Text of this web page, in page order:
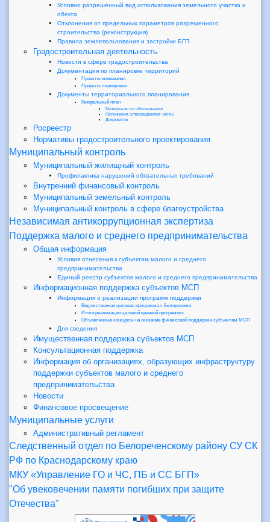
Условно разрешенный вид использования земельного участка и
обекта
Отклонения от предельных параметров разрешенного
строительства (реконструкция)
Правила землепользования и застройки БГП
Градостроительная деятельность
Новости в сфере градостроительства
Документация по планировке территорий
Проекты межевания
Проекты планировки
Документы территориального планирования
Генеральный план
Материалы по обоснованию
Положения (утверждаемая часть)
Документы
Росреестр
Нормативы градостроительного проектирования
Муниципальный контроль
Муниципальный жилищный контроль
Профилактика нарушений обязательных требований
Внутренний финансовый контроль
Муниципальный земельный контроль
Муниципальный контроль в сфере благоустройства
Независимая антикоррупционная экспертиза
Поддержка малого и среднего предпринимательства
Общая информация
Условия отнесения к субъектам малого и среднего
предпринимательства
Единый реестр субъектов малого и среднего предпринимательства
Информационная поддержка субъектов МСП
Информация о реализации программ поддержки
Ведомственная целевая программа г. Белореченск
Итоги реализации целевой краевой программы
Объявленные конкурсы на оказание финансовой поддержки субъектам МСП
Для сведения
Имущественная поддержка субъектов МСП
Консультационная поддержка
Информация об организациях, образующих инфраструктуру
поддержки субъектов малого и среднего
предпринимательства
Новости
Финансовое просвещение
Муниципальные услуги
Административный регламент
Следственный отдел по Белореченскому району СУ СК
РФ по Краснодарскому краю
МКУ «Управление ГО и ЧС, ПБ и СС БГП»
"Об увековечении памяти погибших при защите
Отечества"